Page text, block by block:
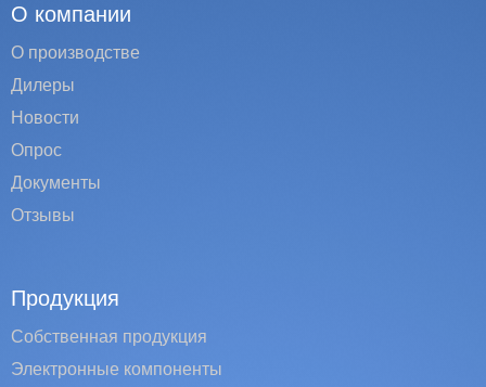
О компании
О производстве
Дилеры
Новости
Опрос
Документы
Отзывы
Продукция
Собственная продукция
Электронные компоненты